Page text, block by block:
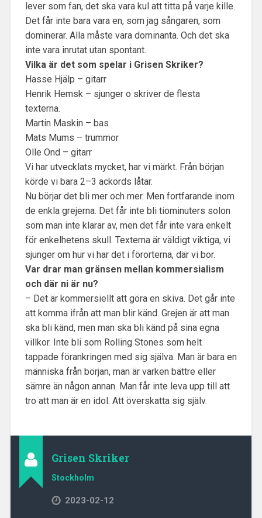
lever som fan, det ska vara kul att titta på varje kille.
Det får inte bara vara en, som jag sångaren, som
dominerar. Alla måste vara dominanta. Och det ska
inte vara inrutat utan spontant.
Vilka är det som spelar i Grisen Skriker?
Hasse Hjälp – gitarr
Henrik Hemsk – sjunger o skriver de flesta
texterna.
Martin Maskin – bas
Mats Mums – trummor
Olle Ond – gitarr
Vi har utvecklats mycket, har vi märkt. Från början
körde vi bara 2–3 ackords låtar.
Nu börjar det bli mer och mer. Men fortfarande inom
de enkla grejerna. Det får inte bli tiominuters solon
som man inte klarar av, men det får inte vara enkelt
för enkelhetens skull. Texterna är väldigt viktiga, vi
sjunger om hur vi har det i förorterna, där vi bor.
Var drar man gränsen mellan kommersialism
och där ni är nu?
– Det är kommersiellt att göra en skiva. Det går inte
att komma ifrån att man blir känd. Grejen är att man
ska bli känd, men man ska bli känd på sina egna
villkor. Inte bli som Rolling Stones som helt
tappade förankringen med sig själva. Man är bara en
människa från början, man är varken bättre eller
sämre än någon annan. Man får inte leva upp till att
tro att man är en idol. Att överskatta sig själv.
Grisen Skriker
Stockholm
2023-02-12